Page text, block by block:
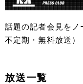
話題の記者会見をノ
不定期・無料放送）
放送一覧